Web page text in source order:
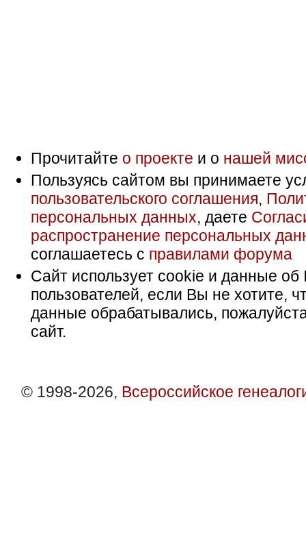
Прочитайте о проекте и о нашей
Пользуясь сайтом вы принимаете
пользовательского соглашения,
персональных данных, даете
распространение персональных
соглашаетесь с правилами форума
Сайт использует cookie и данные об
пользователей, если Вы не хотите,
данные обрабатывались,
сайт.
© 1998-2026, Всероссийское